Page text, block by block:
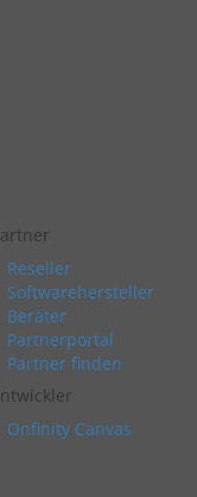
Reseller
Softwarehersteller
Berater
Partnerportal
Partner finden
Onfinity Canvas